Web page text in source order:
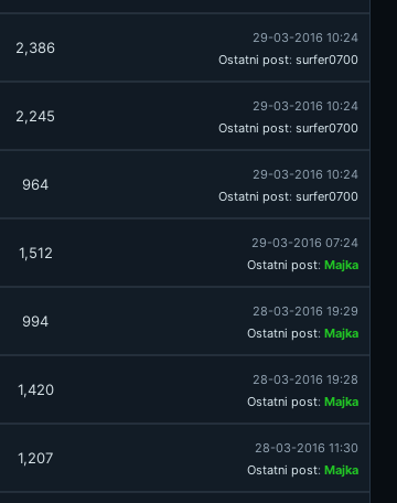
2,386
29-03-2016 10:24
Ostatni post: surfer0700
2,245
29-03-2016 10:24
Ostatni post: surfer0700
964
29-03-2016 10:24
Ostatni post: surfer0700
1,512
29-03-2016 07:24
Ostatni post: Majka
994
28-03-2016 19:29
Ostatni post: Majka
1,420
28-03-2016 19:28
Ostatni post: Majka
1,207
28-03-2016 11:30
Ostatni post: Majka